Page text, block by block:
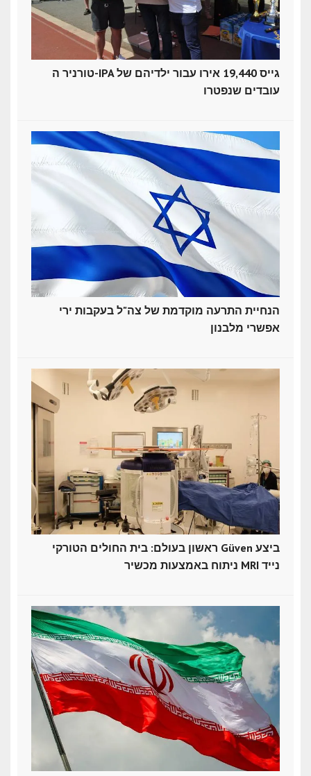
טורניר ה-IPA גייס 19,440 אירו עבור ילדיהם של
עובדים שנפטרו
הנחיית התרעה מוקדמת של צה"ל בעקבות ירי
אפשרי מלבנון
ראשון בעולם: בית החולים הטורקי Güven ביצע
ניתוח באמצעות מכשיר MRI נייד